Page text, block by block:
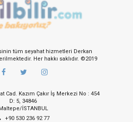
tüm seyahat hizmetleri Derkan
Her hakkı saklıdır. ©2019
Cad. Kazım Çakır İş Merkezi No : 454
D: 5, 34846
İSTANBUL
+90 530 236 92 77